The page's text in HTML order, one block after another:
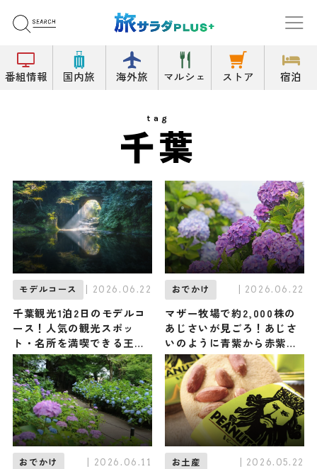
番組情報 国内旅 海外旅 マルシェ ストア 宿泊
tag
千葉
モデルコース | 2026.06.22
千葉観光1泊2日のモデルコ
ース！人気の観光スポッ
ト・名所を満喫できる王道
の旅程を紹介
おでかけ | 2026.06.22
マザー牧場で約2,000株の
あじさいが見ごろ！あじさ
いのように青紫から赤紫に
色が変わる“映え”ドリンク
も登場 / 千葉県富津市
おでかけ | 2026.06.11 お土産 | 2026.05.22